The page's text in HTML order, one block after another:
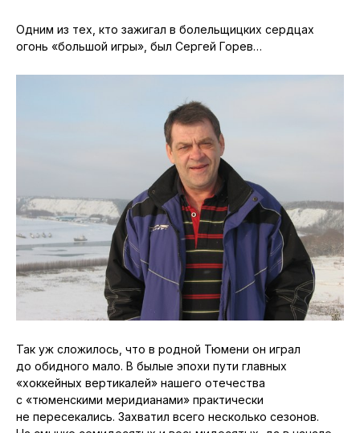
Одним из тех, кто зажигал в болельщицких сердцах
огонь «большой игры», был Сергей Горев…
Так уж сложилось, что в родной Тюмени он играл
до обидного мало. В былые эпохи пути главных
«хоккейных вертикалей» нашего отечества
с «тюменскими меридианами» практически
не пересекались. Захватил всего несколько сезонов.